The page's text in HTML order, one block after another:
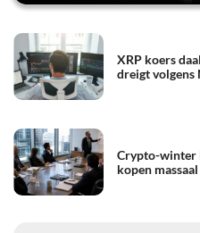
XRP koers
dreigt volgens
Crypto-winter
kopen